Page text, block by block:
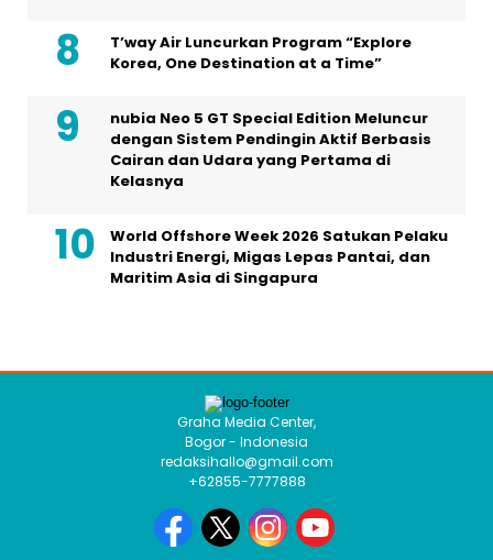
T’way Air Luncurkan Program “Explore
Korea, One Destination at a Time”
nubia Neo 5 GT Special Edition Meluncur
dengan Sistem Pendingin Aktif Berbasis
Cairan dan Udara yang Pertama di
Kelasnya
World Offshore Week 2026 Satukan Pelaku
Industri Energi, Migas Lepas Pantai, dan
Maritim Asia di Singapura
Graha Media Center,
Bogor - Indonesia
redaksihallo@gmail.com
+62855-7777888